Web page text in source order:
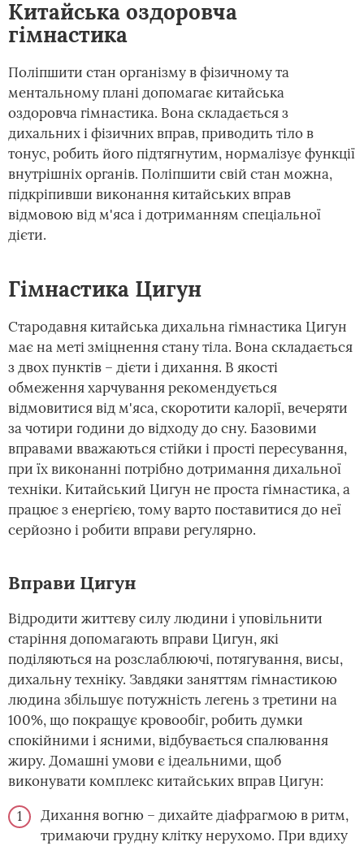
Китайська оздоровча
гімнастика
Поліпшити стан організму в фізичному та
ментальному плані допомагає китайська
оздоровча гімнастика. Вона складається з
дихальних і фізичних вправ, приводить тіло в
тонус, робить його підтягнутим, нормалізує функції
внутрішніх органів. Поліпшити свій стан можна,
підкріпивши виконання китайських вправ
відмовою від м'яса і дотриманням спеціальної
дієти.
Гімнастика Цигун
Стародавня китайська дихальна гімнастика Цигун
має на меті зміцнення стану тіла. Вона складається
з двох пунктів – дієти і дихання. В якості
обмеження харчування рекомендується
відмовитися від м'яса, скоротити калорії, вечеряти
за чотири години до відходу до сну. Базовими
вправами вважаються стійки і прості пересування,
при їх виконанні потрібно дотримання дихальної
техніки. Китайський Цигун не проста гімнастика, а
працює з енергією, тому варто поставитися до неї
серйозно і робити вправи регулярно.
Вправи Цигун
Відродити життєву силу людини і уповільнити
старіння допомагають вправи Цигун, які
поділяються на розслаблюючі, потягування, висы,
дихальну техніку. Завдяки заняттям гімнастикою
людина збільшує потужність легень з третини на
100%, що покращує кровообіг, робить думки
спокійними і ясними, відбувається спалювання
жиру. Домашні умови є ідеальними, щоб
виконувати комплекс китайських вправ Цигун:
Дихання вогню – дихайте діафрагмою в ритм,
тримаючи грудну клітку нерухомо. При вдиху